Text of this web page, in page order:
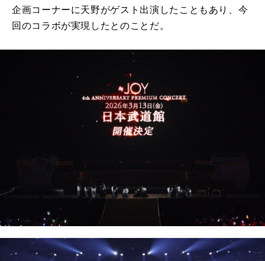
企画コーナーに天野がゲスト出演したこともあり、今
回のコラボが実現したとのことだ。